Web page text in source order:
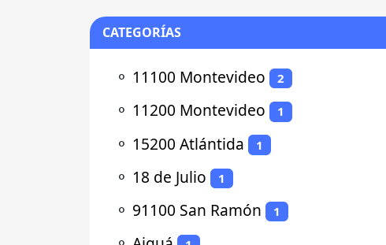
CATEGORÍAS
⚬ 11100 Montevideo 2
⚬ 11200 Montevideo 1
⚬ 15200 Atlántida 1
⚬ 18 de Julio 1
⚬ 91100 San Ramón 1